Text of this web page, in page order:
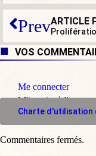
Prev
VOS
Me connecter
M'inscrire à
Charte d'utilisation
Commentaires fermés.